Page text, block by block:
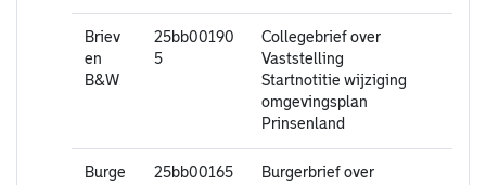
Briev
en
B&W
25bb00190
5
Collegebrief over
Vaststelling
Startnotitie wijziging
omgevingsplan
Prinsenland
Burge
25bb00165
Burgerbrief over